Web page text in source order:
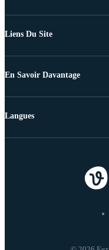
Liens Du Site
En Savoir Davantage
Langues